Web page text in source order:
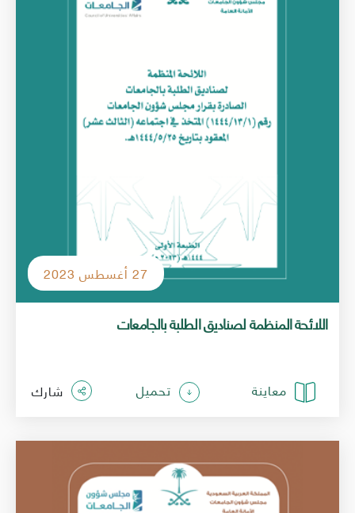
اللائحة المنظمة لصناديق الطلبة بالجامعات
27 أغسطس 2023
معاينة تحميل شارك